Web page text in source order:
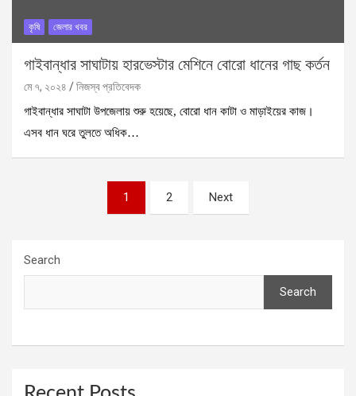
কৃষি জেলার খবর
গাইবান্ধার সাঘাটায় হারভেস্টার মেশিনে বোরো ধানের গাছ কর্তন
মে ৭, ২০২৪
নিজস্ব প্রতিবেদক
গাইবান্ধার সাঘাটা উপজেলায় শুরু হয়েছে, বোরো ধান কাটা ও মাড়াইয়ের কাজ।
এসব ধান ঘরে তুলতে অধিক…
1 2 Next
Search
Search